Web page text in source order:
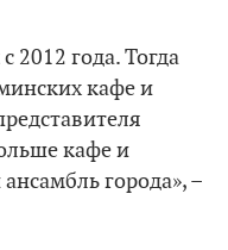
2012 года. Тогда
кафе и
кафе и
города», –